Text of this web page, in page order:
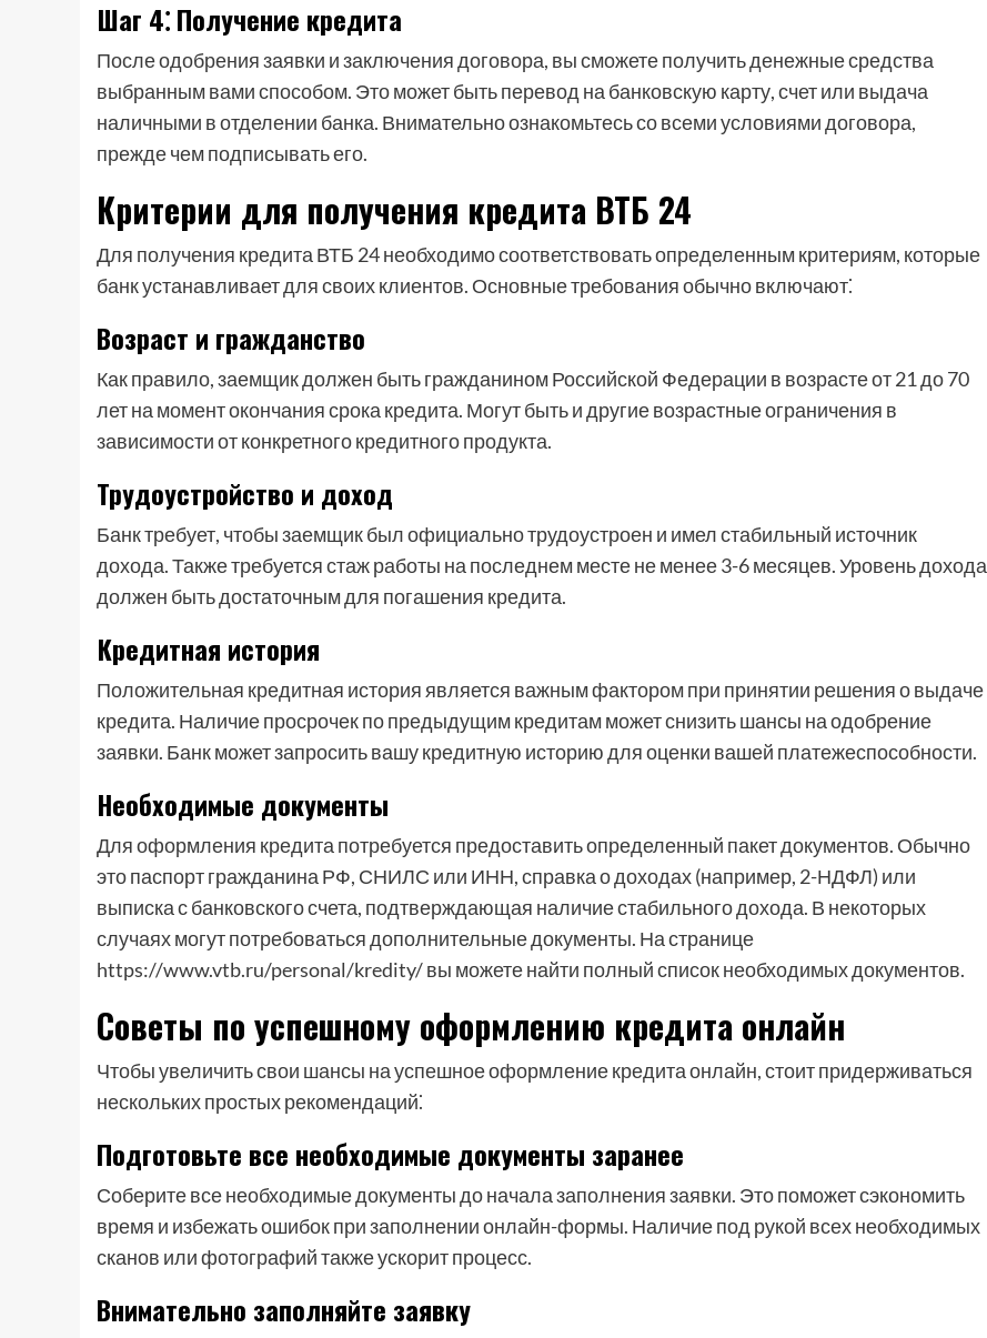
Шаг 4⁚ Получение кредита
После одобрения заявки и заключения договора, вы сможете получить денежные средства
выбранным вами способом. Это может быть перевод на банковскую карту, счет или выдача
наличными в отделении банка. Внимательно ознакомьтесь со всеми условиями договора,
прежде чем подписывать его.
Критерии для получения кредита ВТБ 24
Для получения кредита ВТБ 24 необходимо соответствовать определенным критериям, которые
банк устанавливает для своих клиентов. Основные требования обычно включают⁚
Возраст и гражданство
Как правило, заемщик должен быть гражданином Российской Федерации в возрасте от 21 до 70
лет на момент окончания срока кредита. Могут быть и другие возрастные ограничения в
зависимости от конкретного кредитного продукта.
Трудоустройство и доход
Банк требует, чтобы заемщик был официально трудоустроен и имел стабильный источник
дохода. Также требуется стаж работы на последнем месте не менее 3-6 месяцев. Уровень дохода
должен быть достаточным для погашения кредита.
Кредитная история
Положительная кредитная история является важным фактором при принятии решения о выдаче
кредита. Наличие просрочек по предыдущим кредитам может снизить шансы на одобрение
заявки. Банк может запросить вашу кредитную историю для оценки вашей платежеспособности.
Необходимые документы
Для оформления кредита потребуется предоставить определенный пакет документов. Обычно
это паспорт гражданина РФ, СНИЛС или ИНН, справка о доходах (например, 2-НДФЛ) или
выписка с банковского счета, подтверждающая наличие стабильного дохода. В некоторых
случаях могут потребоваться дополнительные документы. На странице
https://www.vtb.ru/personal/kredity/ вы можете найти полный список необходимых документов.
Советы по успешному оформлению кредита онлайн
Чтобы увеличить свои шансы на успешное оформление кредита онлайн, стоит придерживаться
нескольких простых рекомендаций⁚
Подготовьте все необходимые документы заранее
Соберите все необходимые документы до начала заполнения заявки. Это поможет сэкономить
время и избежать ошибок при заполнении онлайн-формы. Наличие под рукой всех необходимых
сканов или фотографий также ускорит процесс.
Внимательно заполняйте заявку